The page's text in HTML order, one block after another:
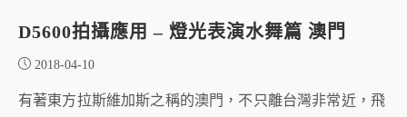
D5600拍攝應用 – 燈光表演水舞篇 澳門
2018-04-10
有著東方拉斯維加斯之稱的澳門，不只離台灣非常近，飛